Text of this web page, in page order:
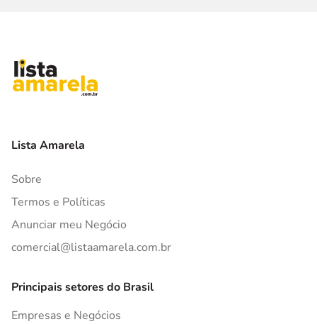
Lista Amarela
Sobre
Termos e Políticas
Anunciar meu Negócio
comercial@listaamarela.com.br
Principais setores do Brasil
Empresas e Negócios